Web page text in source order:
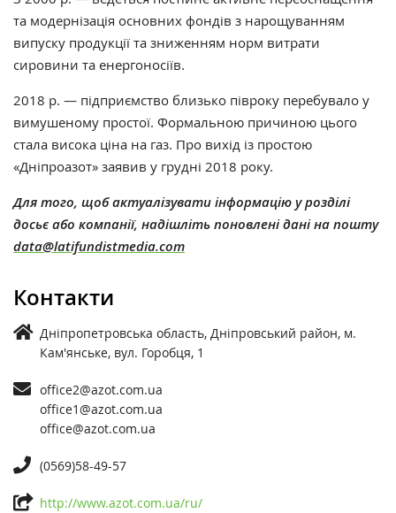
та модернізація основних фондів з нарощуванням
випуску продукції та зниженням норм витрати
сировини та енергоносіїв.
2018 р. — підприємство близько півроку перебувало у
вимушеному простої. Формальною причиною цього
стала висока ціна на газ. Про вихід із простою
«Дніпроазот» заявив у грудні 2018 року.
Для того, щоб актуалізувати інформацію у розділі
досьє або компанії, надішліть поновлені дані на пошту
data@latifundistmedia.com
Контакти
Дніпропетровська область, Дніпровський район, м.
Кам'янське, вул. Горобця, 1
office2@azot.com.ua
office1@azot.com.ua
office@azot.com.ua
(0569)58-49-57
http://www.azot.com.ua/ru/